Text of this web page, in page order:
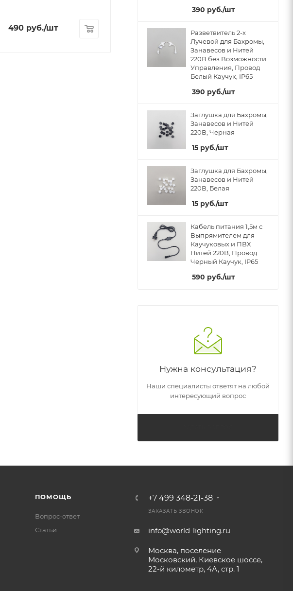
490 руб./шт руб./шт
390 руб./шт
Разветвитель 2-х
Лучевой для Бахромы,
Занавесов и Нитей
220В без Возможности
Управления, Провод
Белый Каучук, IP65
390 руб./шт
Заглушка для Бахромы,
Занавесов и Нитей
220В, Черная
15 руб./шт
Заглушка для Бахромы,
Занавесов и Нитей
220В, Белая
15 руб./шт
Кабель питания 1,5м с
Выпрямителем для
Каучуковых и ПВХ
Нитей 220В, Провод
Черный Каучук, IP65
590 руб./шт
Нужна консультация?
Наши специалисты ответят на любой
интересующий вопрос
ПОМОЩЬ
Вопрос-ответ
Статьи
+7 499 348-21-38
ЗАКАЗАТЬ ЗВОНОК
info@world-lighting.ru
Москва, поселение
Московский, Киевское шоссе,
22-й километр, 4А, стр. 1